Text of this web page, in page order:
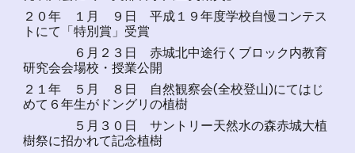
２０年 １月 ９日 平成１９年度学校自慢コンテス
トにて「特別賞」受賞
６月２３日 赤城北中途行くブロック内教育
研究会会場校・授業公開
２１年 ５月 ８日 自然観察会(全校登山)にてはじ
めて６年生がドングリの植樹
５月３０日 サントリー天然水の森赤城大植
樹祭に招かれて記念植樹